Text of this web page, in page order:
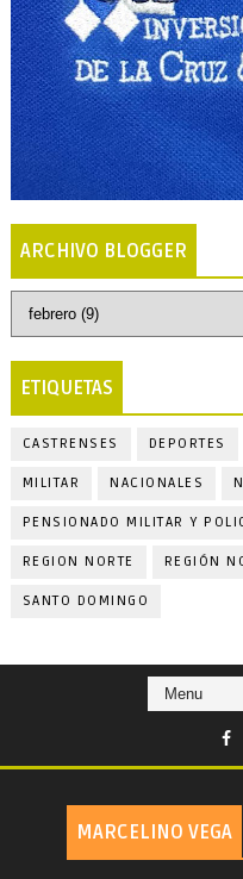
ARCHIVO BLOGGER
ETIQUETAS
CASTRENSES DEPORTES
MILITAR NACIONALES
PENSIONADO MILITAR Y
REGION NORTE REGIÓN
SANTO DOMINGO
MARCELINO VEGA